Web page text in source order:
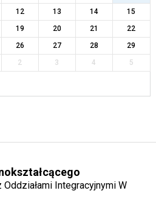
12 13 14
15
19 20 21
22
26 27 28
29
2 3 4 5
Oddziałami Integracyjnymi W